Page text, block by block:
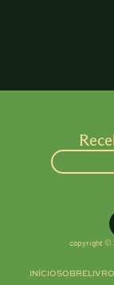
copyright ©
INÍCIOSOBRE